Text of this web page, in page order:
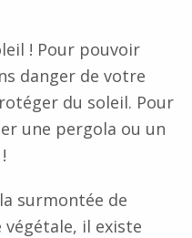
! Pour pouvoir
danger de votre
du soleil. Pour
une pergola ou un
surmontée de
il existe